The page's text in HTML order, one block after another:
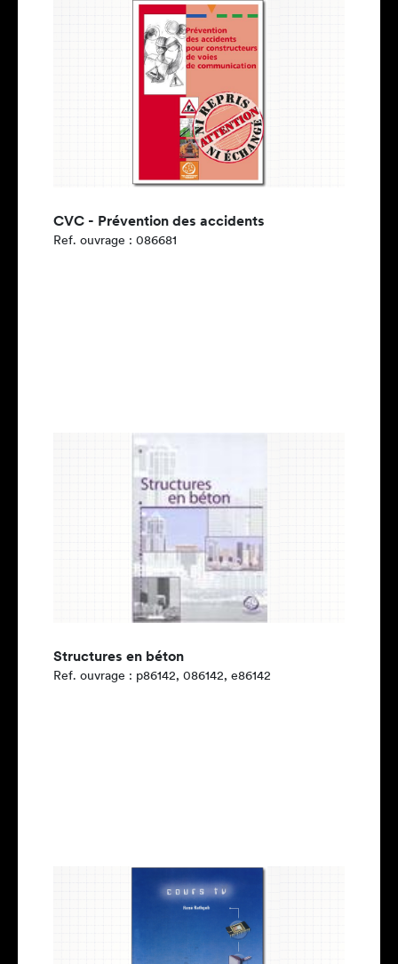
CVC - Prévention des accidents
Ref. ouvrage : 086681
Structures en béton
Ref. ouvrage : p86142, 086142, e86142